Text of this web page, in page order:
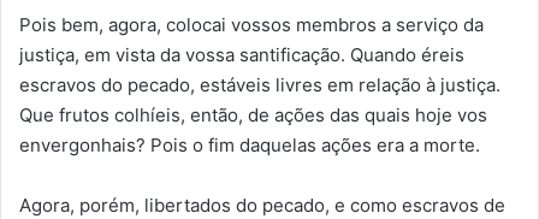
Pois bem, agora, colocai vossos membros a serviço da
justiça, em vista da vossa santificação. Quando éreis
escravos do pecado, estáveis livres em relação à justiça.
Que frutos colhíeis, então, de ações das quais hoje vos
envergonhais? Pois o fim daquelas ações era a morte.
Agora, porém, libertados do pecado, e como escravos de